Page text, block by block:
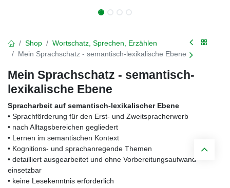
Shop
Wortschatz, Sprechen, Erzählen
Mein Sprachschatz - semantisch-lexikalische Ebene
Mein Sprachschatz - semantisch-
lexikalische Ebene
Spracharbeit auf semantisch-lexikalischer Ebene
• Sprachförderung für den Erst- und Zweitspracherwerb
• nach Alltagsbereichen gegliedert
• Lernen im semantischen Kontext
• Kognitions- und sprachanregende Themen
• detailliert ausgearbeitet und ohne Vorbereitungsaufwand
einsetzbar
• keine Lesekenntnis erforderlich